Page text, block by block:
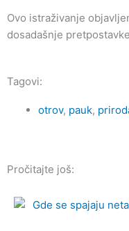
Ovo istraživanje
dosadašnje
Tagovi:
otrov, pauk,
Pročitajte još: